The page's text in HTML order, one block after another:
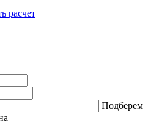
расчет
Подберем